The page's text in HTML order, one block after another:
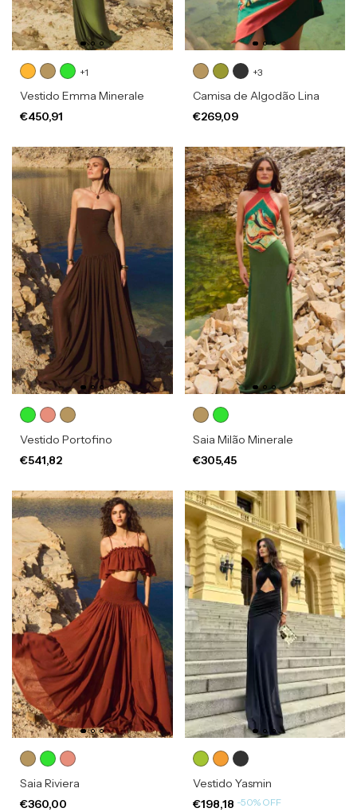
+1
Vestido Emma Minerale
€450,91
+3
Camisa de Algodão Lina
€269,09
Vestido Portofino
€541,82
Saia Milão Minerale
€305,45
Saia Riviera
€360,00
Vestido Yasmin
€198,18 -50% OFF